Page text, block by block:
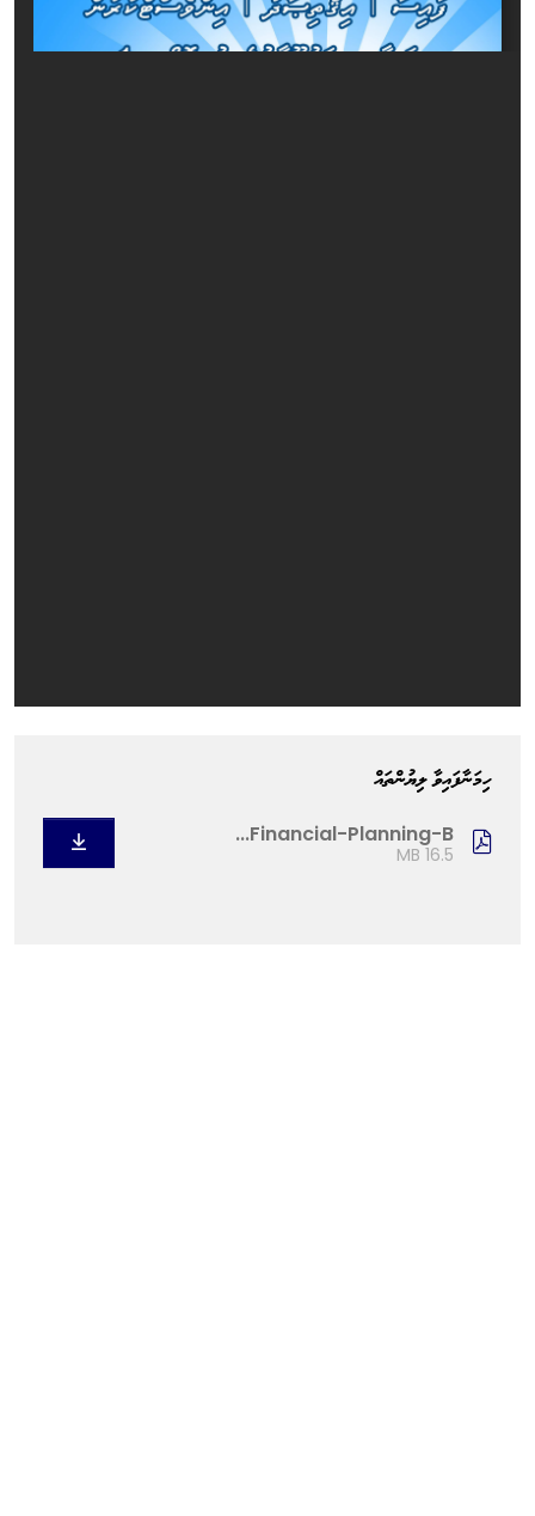
ހިމަނާފައިވާ ލިޔުންތައް
Financial-Planning-B...
16.5 MB